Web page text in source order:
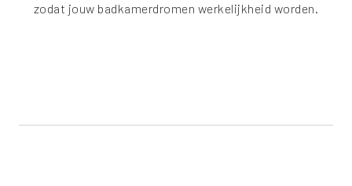
zodat jouw badkamerdromen werkelijkheid worden.